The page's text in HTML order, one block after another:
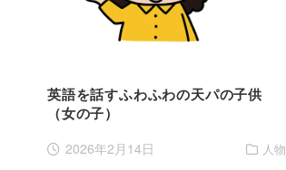
英語を話すふわふわの天パの子供
（女の子）
2026年2月14日 人物